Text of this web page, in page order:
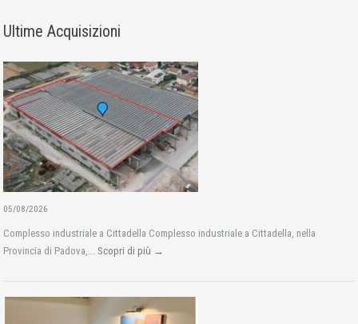
Ultime Acquisizioni
05/08/2026
Complesso industriale a Cittadella Complesso industriale a Cittadella, nella
Provincia di Padova,... Scopri di più →